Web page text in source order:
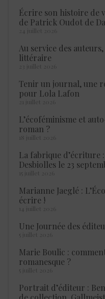
Écrire son histoire de
de Patrick Oudot de
24 juillet 2026
Au service des
littéraire
23 juillet 2026
Tenir un journal, une
pour Lola Lafon
21 juillet 2026
L’écoféminisme et
roman ?
18 juillet 2026
La fabrique d’écriture
Desbiolles le 23
15 juillet 2026
Marianne Jaeglé :
écrire !
14 juillet 2026
Une Journée des
5 juillet 2026
Marie Boulic :
romanesque ?
5 juillet 2026
Portrait d’éditeur :